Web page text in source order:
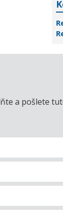
a pošlete